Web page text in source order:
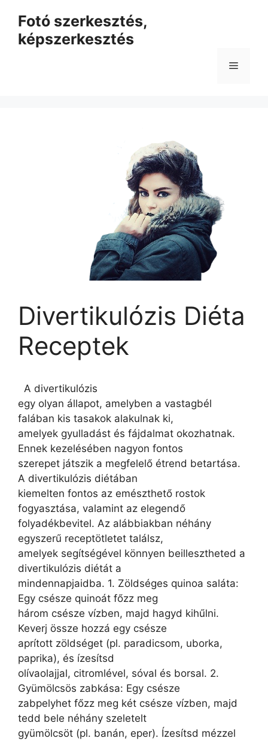
tartalomba
Fotó szerkesztés,
képszerkesztés
Menü
Divertikulózis Diéta
Receptek
A divertikulózis
egy olyan állapot, amelyben a vastagbél
falában kis tasakok alakulnak ki,
amelyek gyulladást és fájdalmat okozhatnak.
Ennek kezelésében nagyon fontos
szerepet játszik a megfelelő étrend betartása.
A divertikulózis diétában
kiemelten fontos az emészthető rostok
fogyasztása, valamint az elegendő
folyadékbevitel. Az alábbiakban néhány
egyszerű receptötletet találsz,
amelyek segítségével könnyen beillesztheted a
divertikulózis diétát a
mindennapjaidba. 1. Zöldséges quinoa saláta:
Egy csésze quinoát főzz meg
három csésze vízben, majd hagyd kihűlni.
Keverj össze hozzá egy csésze
aprított zöldséget (pl. paradicsom, uborka,
paprika), és ízesítsd
olívaolajjal, citromlével, sóval és borsal. 2.
Gyümölcsös zabkása: Egy csésze
zabpelyhet főzz meg két csésze vízben, majd
tedd bele néhány szeletelt
gyümölcsöt (pl. banán, eper). Ízesítsd mézzel